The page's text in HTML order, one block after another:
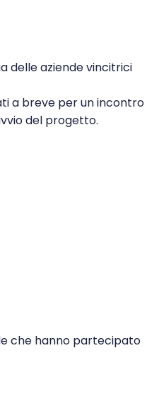
delle aziende vincitrici
a breve per un incontro
del progetto.
che hanno partecipato